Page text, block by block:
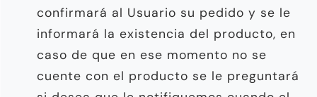
confirmará al Usuario su pedido y se le
informará la existencia del producto, en
caso de que en ese momento no se
cuente con el producto se le preguntará